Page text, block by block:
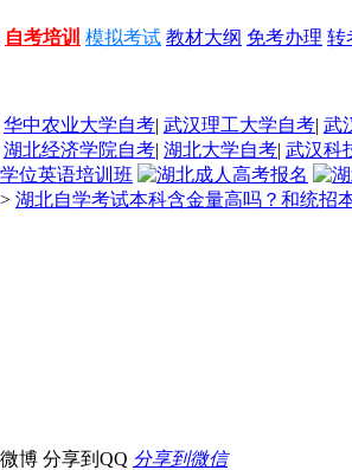
自考培训 模拟考试 教材大纲 免考办理 转
华中农业大学自考| 武汉理工大学自考| 武
湖北经济学院自考| 湖北大学自考| 武汉科
> 湖北自学考试本科含金量高吗？和统招
博 分享到QQ 分享到微信